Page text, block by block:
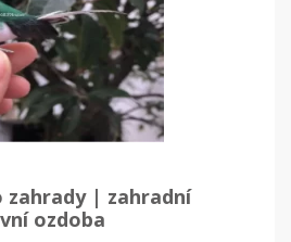
zahrady | zahradní
ozdoba